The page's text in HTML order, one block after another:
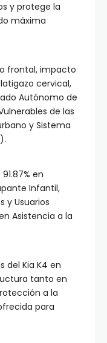
y protege la
máxima
frontal, impacto
cervical,
Autónomo de
de las
y Sistema
en
Infantil,
y Usuarios
Asistencia a la
del Kia K4 en
tanto en
a la
para